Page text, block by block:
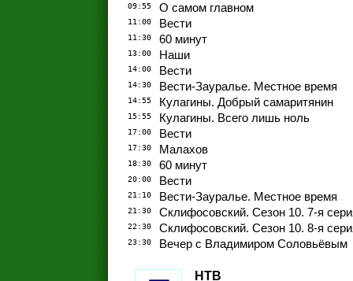
09:55 О самом главном
11:00 Вести
11:30 60 минут
13:00 Наши
14:00 Вести
14:30 Вести-Зауралье. Местное время
14:55 Кулагины. Добрый самаритянин
15:55 Кулагины. Всего лишь ноль
17:00 Вести
17:30 Малахов
18:30 60 минут
20:00 Вести
21:10 Вести-Зауралье. Местное время
21:30 Склифосовский. Сезон 10. 7-я
22:30 Склифосовский. Сезон 10. 8-я
23:30 Вечер с Владимиром Соловьёвым
НТВ